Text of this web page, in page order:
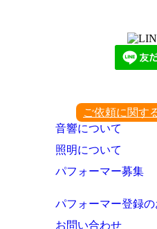
ご依頼に関す
音響について
照明について
パフォーマー募集
パフォーマー登録
お問い合わせ